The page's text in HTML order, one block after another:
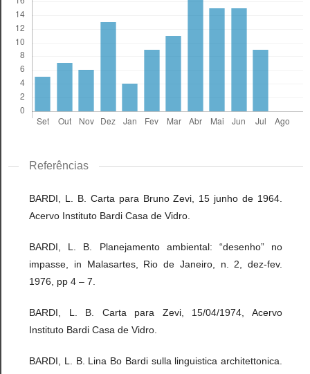
Referências
BARDI, L. B. Carta para Bruno Zevi, 15 junho de 1964.
Acervo Instituto Bardi Casa de Vidro.
BARDI, L. B. Planejamento ambiental: “desenho” no
impasse, in Malasartes, Rio de Janeiro, n. 2, dez-fev.
1976, pp 4 – 7.
BARDI, L. B. Carta para Zevi, 15/04/1974, Acervo
Instituto Bardi Casa de Vidro.
BARDI, L. B. Lina Bo Bardi sulla linguistica architettonica.